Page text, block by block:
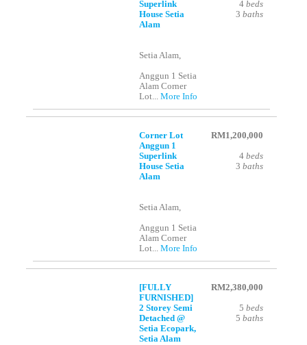
Superlink
House Setia
Alam
Setia Alam,
Anggun 1 Setia
Alam Corner
Lot...More Info
4 beds
3 baths
Corner Lot
Anggun 1
Superlink
House Setia
Alam
Setia Alam,
Anggun 1 Setia
Alam Corner
Lot...More Info
RM1,200,000
4 beds
3 baths
[FULLY
FURNISHED]
2 Storey Semi
Detached @
Setia Ecopark,
Setia Alam
RM2,380,000
5 beds
5 baths